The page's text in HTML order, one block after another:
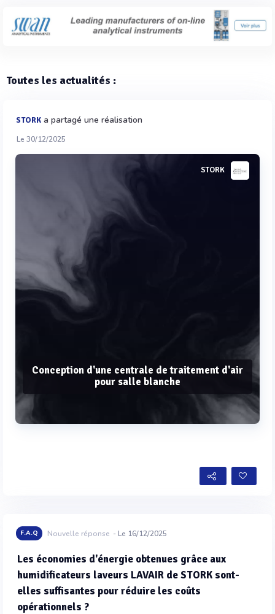
Toutes les actualités :
STORK a partagé une réalisation
Le 30/12/2025
STORK
Conception d'une centrale de traitement d'air
pour salle blanche
F.A.Q Nouvelle réponse - Le 16/12/2025
Les économies d'énergie obtenues grâce aux
humidificateurs laveurs LAVAIR de STORK sont-
elles suffisantes pour réduire les coûts
opérationnels ?